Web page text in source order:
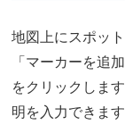
地図上にスポッ
「マーカーを追
をクリックしま
明を入力できます